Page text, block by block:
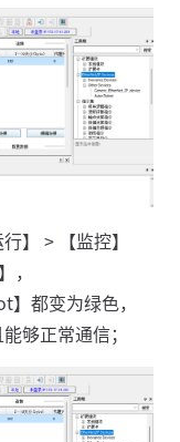
】 > 【监控】
，
都变为绿色，
够正常通信；